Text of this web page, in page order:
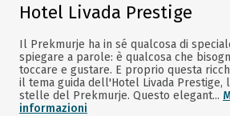
Hotel Livada Prestige
Il Prekmurje ha in sé qualcosa di
spiegare a parole: è qualcosa che
toccare e gustare. E proprio questa
il tema guida dell'Hotel Livada Prestige,
stelle del Prekmurje. Questo elegant...
informazioni